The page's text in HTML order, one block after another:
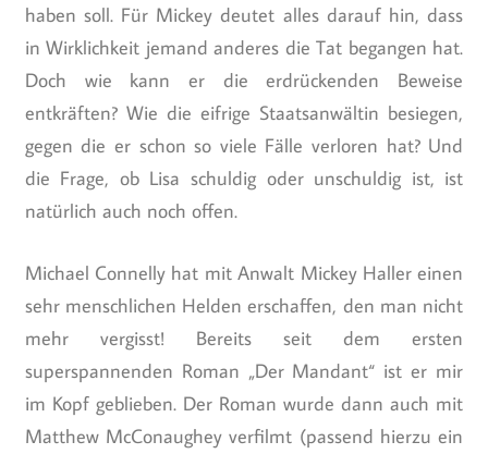
haben soll. Für Mickey deutet alles darauf hin, dass
in Wirklichkeit jemand anderes die Tat begangen hat.
Doch wie kann er die erdrückenden Beweise
entkräften? Wie die eifrige Staatsanwältin besiegen,
gegen die er schon so viele Fälle verloren hat? Und
die Frage, ob Lisa schuldig oder unschuldig ist, ist
natürlich auch noch offen.
Michael Connelly hat mit Anwalt Mickey Haller einen
sehr menschlichen Helden erschaffen, den man nicht
mehr vergisst! Bereits seit dem ersten
superspannenden Roman „Der Mandant“ ist er mir
im Kopf geblieben. Der Roman wurde dann auch mit
Matthew McConaughey verfilmt (passend hierzu ein